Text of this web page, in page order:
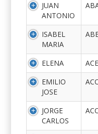
JUAN
ANTONIO
ISABEL
MARIA
ELENA
EMILIO
JOSE
JORGE
CARLOS